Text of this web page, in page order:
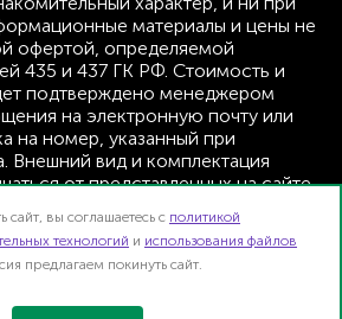
материалы и цены не
офертой, определяемой
435 и 437 ГК РФ. Стоимость и
подтверждено менеджером
на электронную почту или
на номер, указанный при
Внешний вид и комплектация
от представленных на сайте.
без дополнительного
сайт, вы соглашаетесь с политикой
технологий и использования файлов
предлагаем покинуть сайт.